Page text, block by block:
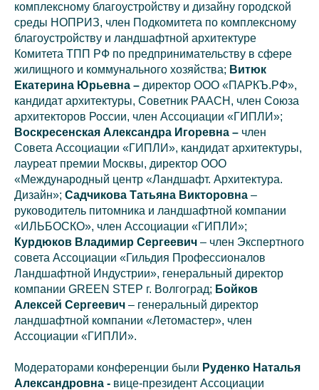
комплексному благоустройству и дизайну городской
среды НОПРИЗ, член Подкомитета по комплексному
благоустройству и ландшафтной архитектуре
Комитета ТПП РФ по предпринимательству в сфере
жилищного и коммунального хозяйства; Витюк
Екатерина Юрьевна – директор ООО «ПАРКЪ.РФ»,
кандидат архитектуры, Советник РААСН, член Союза
архитекторов России, член Ассоциации «ГИПЛИ»;
Воскресенская Александра Игоревна – член
Совета Ассоциации «ГИПЛИ», кандидат архитектуры,
лауреат премии Москвы, директор ООО
«Международный центр «Ландшафт. Архитектура.
Дизайн»; Садчикова Татьяна Викторовна –
руководитель питомника и ландшафтной компании
«ИЛЬБОСКО», член Ассоциации «ГИПЛИ»;
Курдюков Владимир Сергеевич – член Экспертного
совета Ассоциации «Гильдия Профессионалов
Ландшафтной Индустрии», генеральный директор
компании GREEN STEP г. Волгоград; Бойков
Алексей Сергеевич – генеральный директор
ландшафтной компании «Летомастер», член
Ассоциации «ГИПЛИ».
Модераторами конференции были Руденко Наталья
Александровна - вице-президент Ассоциации